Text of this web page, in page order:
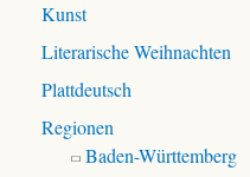
Kunst
Literarische Weihnachten
Plattdeutsch
Regionen
Baden-Württemberg